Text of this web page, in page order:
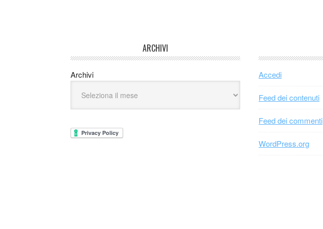
ARCHIVI
Archivi Accedi
Feed dei contenuti
Feed dei commenti
WordPress.org